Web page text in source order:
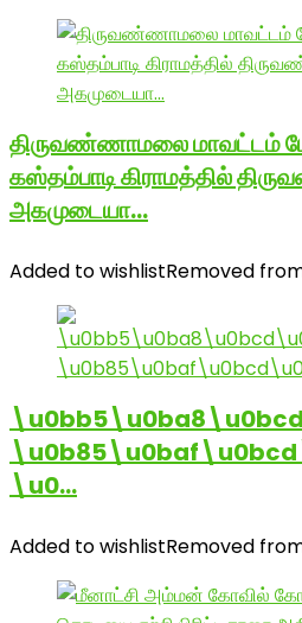
திருவண்ணாமலை மாவட்டம்
கஸ்தம்பாடி கிராமத்தில்
அகமுடையா…
Added to wishlistRemoved
\u0…
Added to wishlistRemoved